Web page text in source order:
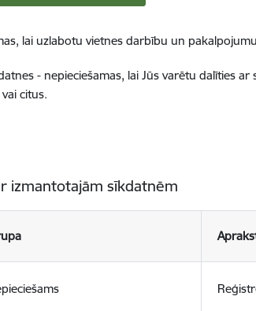
lai uzlabotu vietnes darbību un
- nepieciešamas, lai Jūs varētu dalīties
citus.
izmantotajām sīkdatnēm